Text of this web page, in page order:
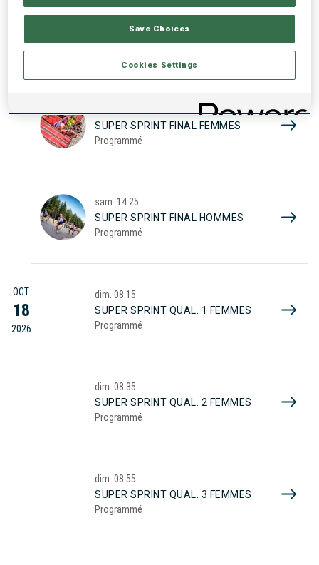
sam.10:20
SUPER SPRINT QUAL. HOMMES
Programmé
SUPER SPRINT FINAL FEMMES
Programmé
sam. 14:25
SUPER SPRINT FINAL HOMMES
Programmé
OCT.
18
2026
dim. 08:15
SUPER SPRINT QUAL. 1 FEMMES
Programmé
dim. 08:35
SUPER SPRINT QUAL. 2 FEMMES
Programmé
dim. 08:55
SUPER SPRINT QUAL. 3 FEMMES
Programmé
Save Choices
Cookies Settings